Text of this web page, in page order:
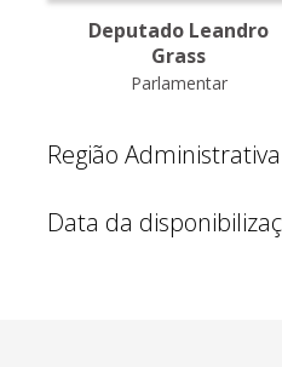
Deputado Leandro
Grass
Parlamentar
Região
Data da